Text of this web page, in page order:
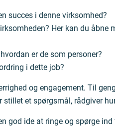
succes i denne virksomhed?
Her kan du åbne
er de som personer?
i dette job?
og engagement. Til
et spørgsmål, rådgiver
god ide at ringe og spørge